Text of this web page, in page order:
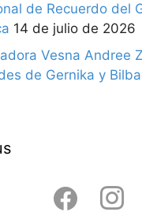
de Recuerdo del
14 de julio de 2026
Vesna Andree
de Gernika y
facebook